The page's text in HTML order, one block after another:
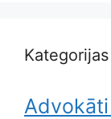
Kategorijas